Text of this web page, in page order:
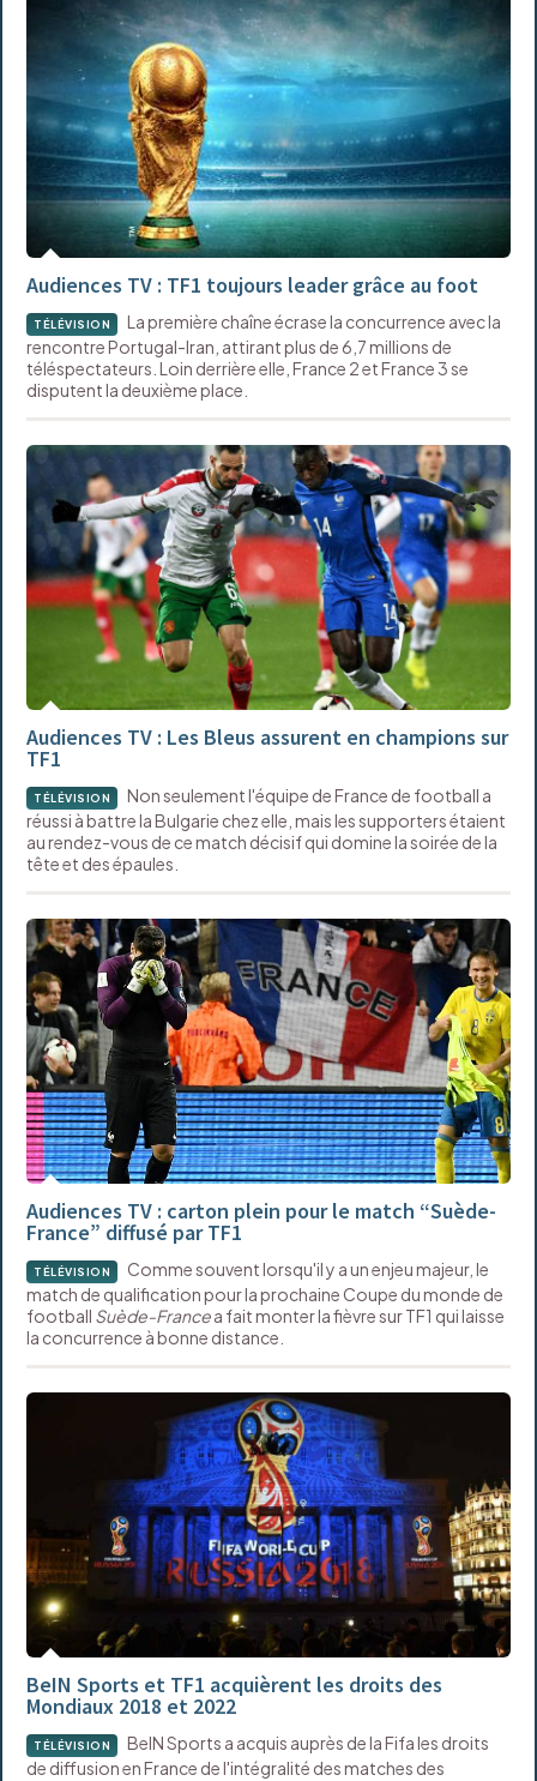
Audiences TV : TF1 toujours leader grâce au foot
TÉLÉVISION
La première chaîne écrase la concurrence avec la
rencontre Portugal-Iran, attirant plus de 6,7 millions de
téléspectateurs. Loin derrière elle, France 2 et France 3 se
disputent la deuxième place.
Audiences TV : Les Bleus assurent en champions sur
TF1
TÉLÉVISION
Non seulement l'équipe de France de football a
réussi à battre la Bulgarie chez elle, mais les supporters étaient
au rendez-vous de ce match décisif qui domine la soirée de la
tête et des épaules.
Audiences TV : carton plein pour le match “Suède-
France” diffusé par TF1
TÉLÉVISION
Comme souvent lorsqu'il y a un enjeu majeur, le
match de qualification pour la prochaine Coupe du monde de
football Suède-Francea fait monter la fièvre sur TF1 qui laisse
la concurrence à bonne distance.
BeIN Sports et TF1 acquièrent les droits des
Mondiaux 2018 et 2022
TÉLÉVISION
BeIN Sports a acquis auprès de la Fifa les droits
de diffusion en France de l'intégralité des matches des